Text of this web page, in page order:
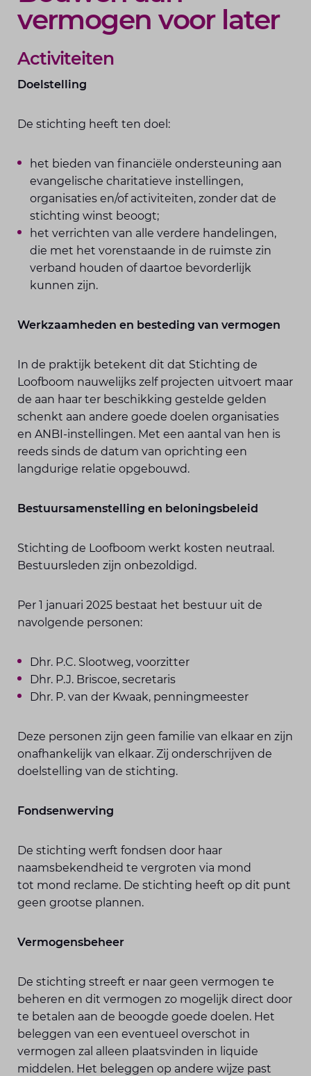
vermogen voor later
Activiteiten
Doelstelling
De stichting heeft ten doel:
het bieden van financiële ondersteuning aan
evangelische charitatieve instellingen,
organisaties en/of activiteiten, zonder dat de
stichting winst beoogt;
het verrichten van alle verdere handelingen,
die met het vorenstaande in de ruimste zin
verband houden of daartoe bevorderlijk
kunnen zijn.
Werkzaamheden en besteding van vermogen
In de praktijk betekent dit dat Stichting de
Loofboom nauwelijks zelf projecten uitvoert maar
de aan haar ter beschikking gestelde gelden
schenkt aan andere goede doelen organisaties
en ANBI-instellingen. Met een aantal van hen is
reeds sinds de datum van oprichting een
langdurige relatie opgebouwd.
Bestuursamenstelling en beloningsbeleid
Stichting de Loofboom werkt kosten neutraal.
Bestuursleden zijn onbezoldigd.
Per 1 januari 2025 bestaat het bestuur uit de
navolgende personen:
Dhr. P.C. Slootweg, voorzitter
Dhr. P.J. Briscoe, secretaris
Dhr. P. van der Kwaak, penningmeester
Deze personen zijn geen familie van elkaar en zijn
onafhankelijk van elkaar. Zij onderschrijven de
doelstelling van de stichting.
Fondsenwerving
De stichting werft fondsen door haar
naamsbekendheid te vergroten via mond
tot mond reclame. De stichting heeft op dit punt
geen grootse plannen.
Vermogensbeheer
De stichting streeft er naar geen vermogen te
beheren en dit vermogen zo mogelijk direct door
te betalen aan de beoogde goede doelen. Het
beleggen van een eventueel overschot in
vermogen zal alleen plaatsvinden in liquide
middelen. Het beleggen op andere wijze past